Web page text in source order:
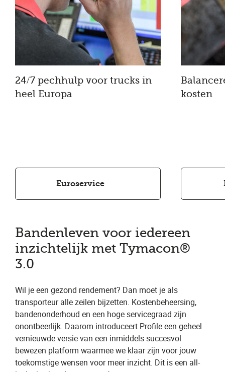
24/7 pechhulp voor trucks in
heel Europa
Euroservice
kosten
Bandenleven voor iedereen
inzichtelijk met Tymacon®
3.0
Wil je een gezond rendement? Dan moet je als
transporteur alle zeilen bijzetten. Kostenbeheersing,
bandenonderhoud en een hoge servicegraad zijn
onontbeerlijk. Daarom introduceert Profile een geheel
vernieuwde versie van een inmiddels succesvol
bewezen platform waarmee we klaar zijn voor jouw
toekomstige wensen voor meer inzicht. Dit is een all-